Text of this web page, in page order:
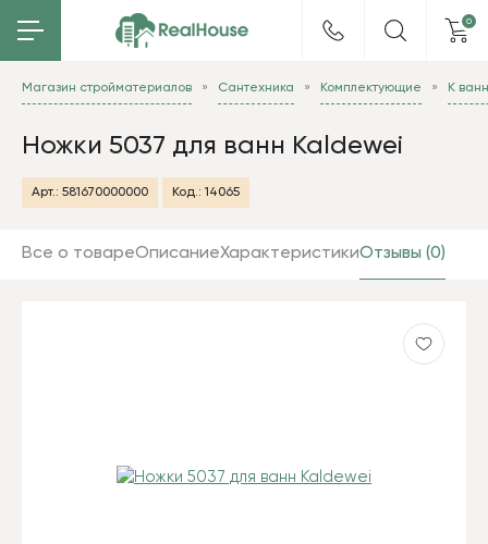
0
Магазин стройматериалов Сантехника Комплектующие К
Ножки 5037 для ванн Kaldewei
Арт.: 581670000000 Код.: 14065
Все о товареОписаниеХарактеристикиОтзывы (0)